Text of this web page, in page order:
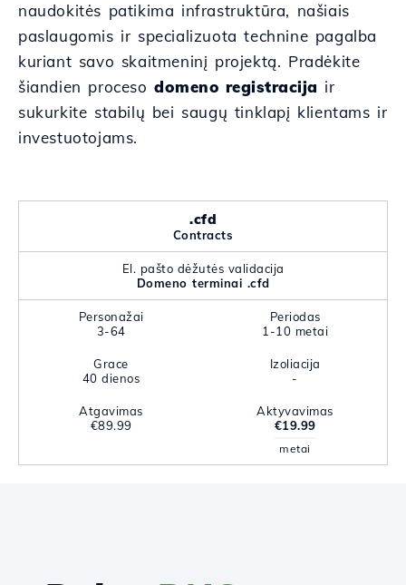
naudokitės patikima infrastruktūra, našiais
paslaugomis ir specializuota technine pagalba
kuriant savo skaitmeninį projektą. Pradėkite
šiandien procesodomeno registracija ir
sukurkite stabilų bei saugų tinklapį klientams ir
investuotojams.
.cfd
Contracts
El. pašto dėžutės validacija
Domeno terminai .cfd
Personažai
3-64
Periodas
1-10 metai
Grace
40 dienos
Izoliacija
-
Atgavimas
€89.99
Aktyvavimas
€19.99
metai